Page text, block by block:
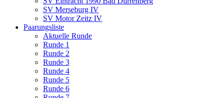
SV Merseburg IV
SV Motor Zeitz IV
Paarungsliste
Aktuelle Runde
Runde 1
Runde 2
Runde 3
Runde 4
Runde 5
Runde 6